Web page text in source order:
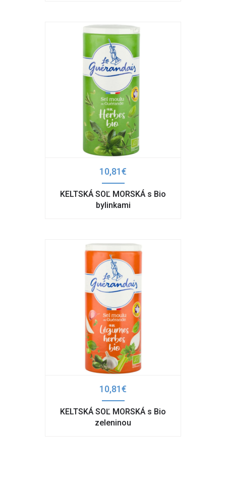
10,81€
KELTSKÁ SOĽ MORSKÁ s Bio
bylinkami
10,81€
KELTSKÁ SOĽ MORSKÁ s Bio
zeleninou